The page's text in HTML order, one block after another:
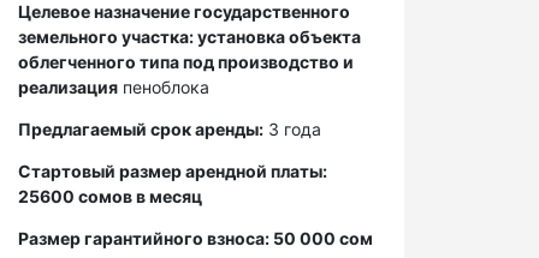
Целевое назначение государственного
земельного участка: установка объекта
облегченного типа под производство и
реализация пеноблока
Предлагаемый срок аренды: 3 года
Стартовый размер арендной платы:
25600 сомов в месяц
Размер гарантийного взноса: 50 000 сом